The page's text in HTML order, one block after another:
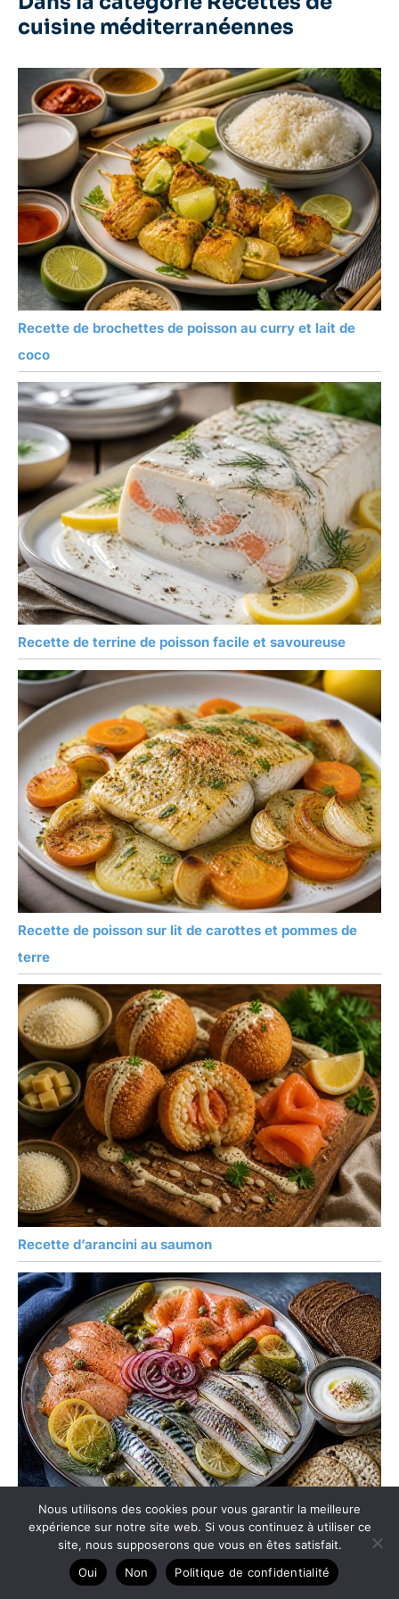
l'emporte-pièces
découpe-joint.
cuisine méditerranéennes
Recette de brochettes de poisson au curry et lait de
coco
Recette de terrine de poisson facile et savoureuse
Recette de poisson sur lit de carottes et pommes de
terre
Recette d’arancini au saumon
Recette d’assiette de poissons fumés
Nous utilisons des cookies pour vous garantir la meilleure
expérience sur notre site web. Si vous continuez à utiliser ce
site, nous supposerons que vous en êtes satisfait.
Oui
Non Politique de confidentialité